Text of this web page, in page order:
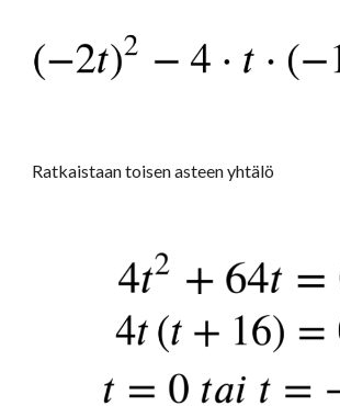
Ratkaistaan toisen asteen yhtälö